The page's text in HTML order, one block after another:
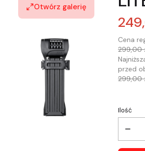
Otwórz galerię
Cena
299,00
przed
299,00
Ilość